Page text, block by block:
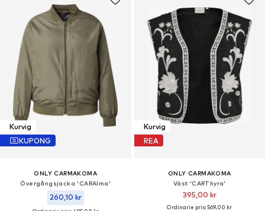
Kurvig
KUPONG
ONLY CARMAKOMA
Övergångsjacka 'CARAlma'
260,10 kr
Kurvig
REA
ONLY CARMAKOMA
Väst 'CARThyra'
395,00 kr
Ordinarie pris: 569,00 kr